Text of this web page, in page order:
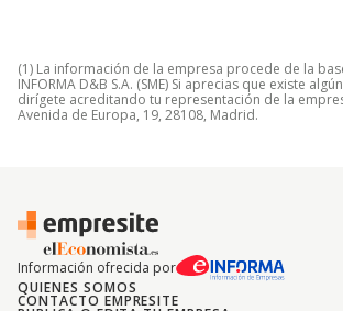
(1) La información de la empresa procede de la
INFORMA D&B S.A. (SME) Si aprecias que existe
dirígete acreditando tu representación de la
Avenida de Europa, 19, 28108, Madrid.
Información ofrecida por
QUIENES SOMOS
CONTACTO EMPRESITE